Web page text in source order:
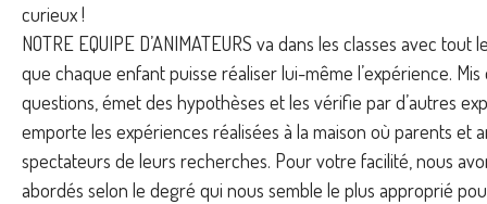
curieux !
NOTRE EQUIPE D’ANIMATEURS va dans les classes avec
que chaque enfant puisse réaliser lui-même l’expérience.
questions, émet des hypothèses et les vérifie par d’autres
emporte les expériences réalisées à la maison où parents et
spectateurs de leurs recherches. Pour votre facilité, nous
abordés selon le degré qui nous semble le plus approprié